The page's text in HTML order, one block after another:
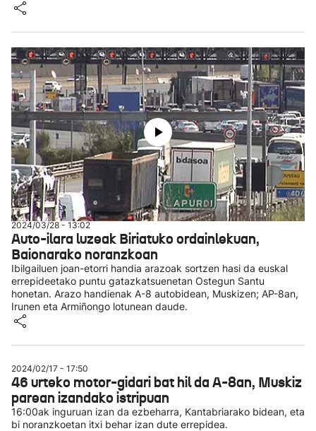
2024/03/28 - 13:02
Auto-ilara luzeak Biriatuko ordainlekuan,
Baionarako noranzkoan
Ibilgailuen joan-etorri handia arazoak sortzen hasi da euskal
errepideetako puntu gatazkatsuenetan Ostegun Santu
honetan. Arazo handienak A-8 autobidean, Muskizen; AP-8an,
Irunen eta Armiñongo lotunean daude.
2024/02/17 - 17:50
46 urteko motor-gidari bat hil da A-8an, Muskiz
parean izandako istripuan
16:00ak inguruan izan da ezbeharra, Kantabriarako bidean, eta
bi noranzkoetan itxi behar izan dute errepidea.